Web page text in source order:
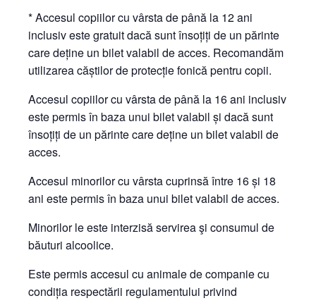
* Accesul copiilor cu vârsta de până la 12 ani
inclusiv este gratuit dacă sunt însoțiți de un părinte
care deține un bilet valabil de acces. Recomandăm
utilizarea căștilor de protecție fonică pentru copii.
Accesul copiilor cu vârsta de până la 16 ani inclusiv
este permis în baza unui bilet valabil și dacă sunt
însoțiți de un părinte care deține un bilet valabil de
acces.
Accesul minorilor cu vârsta cuprinsă între 16 și 18
ani este permis în baza unui bilet valabil de acces.
Minorilor le este interzisă servirea şi consumul de
băuturi alcoolice.
Este permis accesul cu animale de companie cu
condiția respectării regulamentului privind